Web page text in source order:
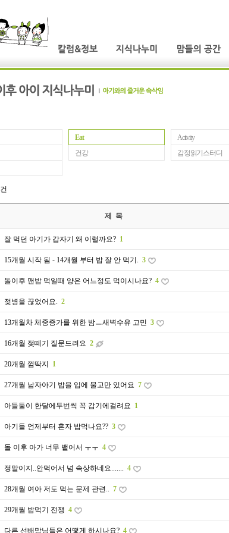
Eat Activity
건강 감정읽기스터디
건
제 목
잘 먹던 아기가 갑자기 왜 이럴까요? 1
15개월 시작 됨 - 14개월 부터 밥 잘 안 먹기. 3
돌이후 맨밥 먹일때 양은 어느정도 먹이시나요? 4
젖병을 끊었어요. 2
13개월차 체중증가를 위한 밤ㅡ새벽수유 고민 3
16개월 젖떼기 질문드려요 2
20개월 껌딱지 1
27개월 남자아기 밥을 입에 물고만 있어요 7
아들둘이 한달에두번씩 꼭 감기에걸려요 1
아기들 언제부터 혼자 밥먹나요?? 3
돌 이후 아가 너무 뱉어서 ㅜㅜ 4
정말이지..안먹어서 넘 속상하네요....... 4
28개월 여아 저도 먹는 문제 관련.. 7
29개월 밥먹기 전쟁 4
다른 선배맘님들은 어떻게 하시나요? 4